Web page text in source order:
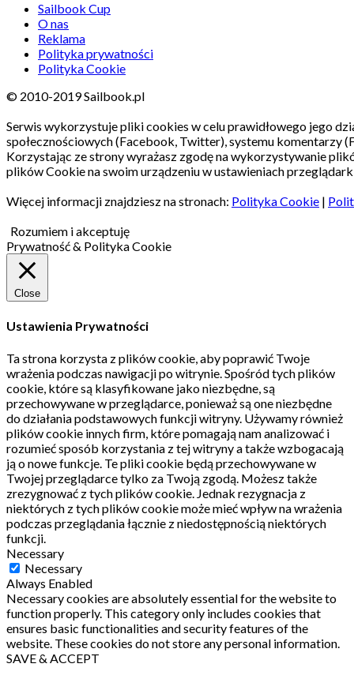
Sailbook Cup
O nas
Reklama
Polityka prywatności
Polityka Cookie
© 2010-2019 Sailbook.pl
Serwis wykorzystuje pliki cookies w celu prawidłowego jego
społecznościowych (Facebook, Twitter), systemu komentarzy
Korzystając ze strony wyrażasz zgodę na wykorzystywanie
plików Cookie na swoim urządzeniu w ustawieniach
Więcej informacji znajdziesz na stronach: Polityka Cookie |
Rozumiem i akceptuję
Prywatność & Polityka Cookie
Close
Ustawienia Prywatności
Ta strona korzysta z plików cookie, aby poprawić Twoje
wrażenia podczas nawigacji po witrynie. Spośród tych plików
cookie, które są klasyfikowane jako niezbędne, są
przechowywane w przeglądarce, ponieważ są one niezbędne
do działania podstawowych funkcji witryny. Używamy również
plików cookie innych firm, które pomagają nam analizować i
rozumieć sposób korzystania z tej witryny a także wzbogacają
ją o nowe funkcje. Te pliki cookie będą przechowywane w
Twojej przeglądarce tylko za Twoją zgodą. Możesz także
zrezygnować z tych plików cookie. Jednak rezygnacja z
niektórych z tych plików cookie może mieć wpływ na wrażenia
podczas przeglądania łącznie z niedostępnością niektórych
funkcji.
Necessary
Necessary
Always Enabled
Necessary cookies are absolutely essential for the website to
function properly. This category only includes cookies that
ensures basic functionalities and security features of the
website. These cookies do not store any personal information.
SAVE & ACCEPT